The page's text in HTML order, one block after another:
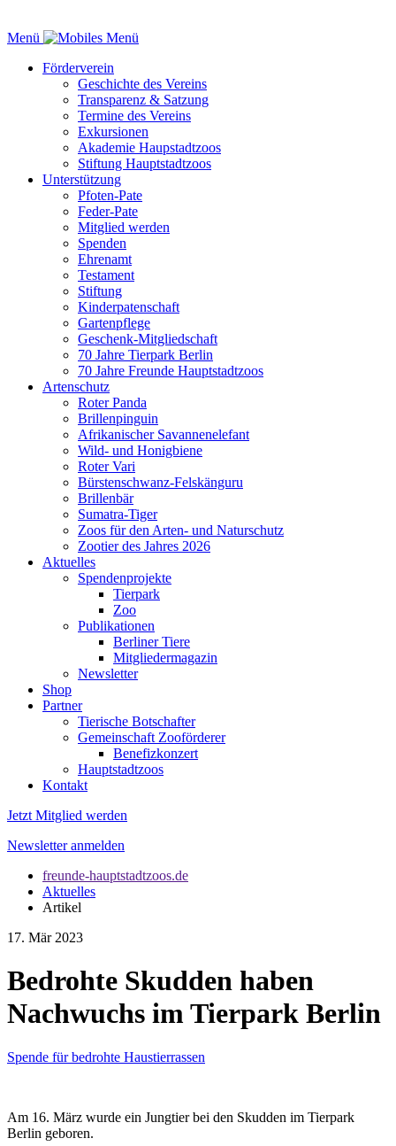
Menü
Förderverein
Geschichte des Vereins
Transparenz & Satzung
Termine des Vereins
Exkursionen
Akademie Haupstadtzoos
Stiftung Hauptstadtzoos
Unterstützung
Pfoten-Pate
Feder-Pate
Mitglied werden
Spenden
Ehrenamt
Testament
Stiftung
Kinderpatenschaft
Gartenpflege
Geschenk-Mitgliedschaft
70 Jahre Tierpark Berlin
70 Jahre Freunde Hauptstadtzoos
Artenschutz
Roter Panda
Brillenpinguin
Afrikanischer Savannenelefant
Wild- und Honigbiene
Roter Vari
Bürstenschwanz-Felskänguru
Brillenbär
Sumatra-Tiger
Zoos für den Arten- und Naturschutz
Zootier des Jahres 2026
Aktuelles
Spendenprojekte
Tierpark
Zoo
Publikationen
Berliner Tiere
Mitgliedermagazin
Newsletter
Shop
Partner
Tierische Botschafter
Gemeinschaft Zooförderer
Benefizkonzert
Hauptstadtzoos
Kontakt
Jetzt Mitglied werden
Newsletter anmelden
freunde-hauptstadtzoos.de
Aktuelles
Artikel
17. Mär 2023
Bedrohte Skudden haben
Nachwuchs im Tierpark Berlin
Spende für bedrohte Haustierrassen
Am 16. März wurde ein Jungtier bei den Skudden im Tierpark
Berlin geboren.